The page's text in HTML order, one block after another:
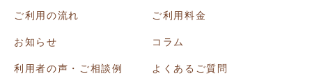
ご利用の流れ ご利用料金
お知らせ コラム
利用者の声・ご相談例 よくあるご質問